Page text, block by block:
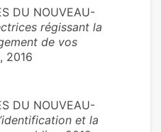
DU NOUVEAU-
régissant la
de vos
2016
DU NOUVEAU-
et la